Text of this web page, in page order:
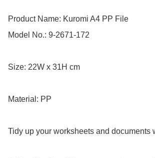
Product Name: Kuromi A4 PP File
Model No.: 9-2671-172
Size: 22W x 31H cm
Material: PP
Tidy up your worksheets and documents